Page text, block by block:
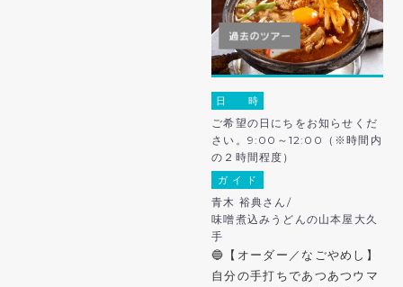
日 時
ご希望の日にちをお知らせくだ
さい。9:00～12:00（※時間内
の２時間程度）
ガ イ ド
青木 裕典さん/
味噌煮込みうどんの山本屋大久
手
🔵【オーダー／なごやめし】
自分の手打ちであつあつウマ